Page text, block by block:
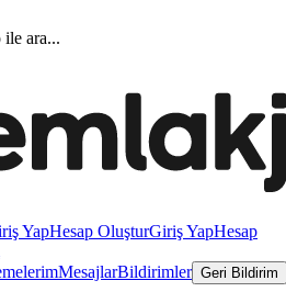
ara...
YapHesap OluşturGiriş YapHesap
MesajlarBildirimler Geri Bildirim